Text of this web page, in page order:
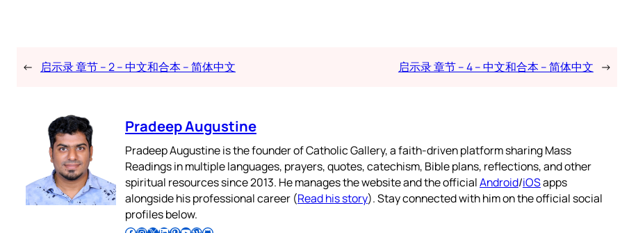
← 启示录 章节 – 2 – 中文和合本 – 简体中文 启示录 章节 – 4 – 中文和合本 – 简体中文 →
Pradeep Augustine
Pradeep Augustine is the founder of Catholic Gallery, a faith-driven platform sharing Mass
Readings in multiple languages, prayers, quotes, catechism, Bible plans, reflections, and other
spiritual resources since 2013. He manages the website and the officialAndroid/iOSapps
alongside his professional career (Read his story). Stay connected with him on the official social
profiles below.